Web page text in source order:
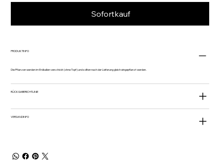
Sofortkauf
PRODUKTINFO
Die Pflanzen werden im Erdballen verschickt (ohne Topf) und sollten nach der Lieferung gleich eingepflanzt werden.
RÜCKGABERICHTLINIE
VERSANDINFO